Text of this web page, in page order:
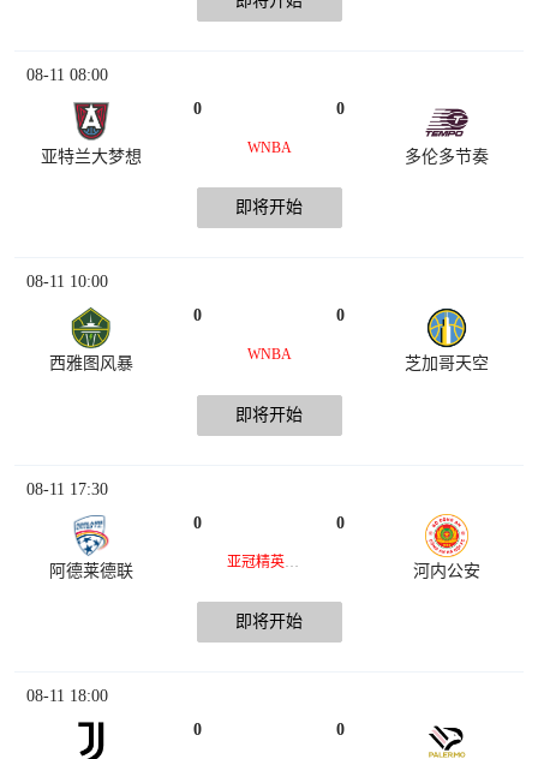
08-11 08:00
亚特兰大梦想
0
WNBA
0
多伦多节奏
即将开始
08-11 10:00
西雅图风暴
0
WNBA
0
芝加哥天空
即将开始
08-11 17:30
阿德莱德联
0 0
河内公安
即将开始
08-11 18:00
0 0